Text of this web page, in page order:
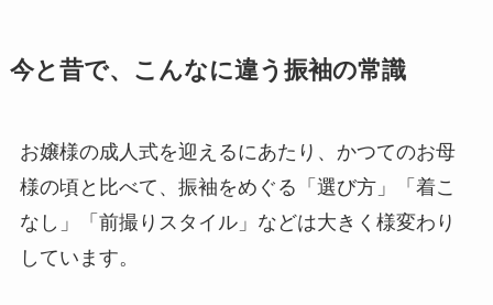
今と昔で、こんなに違う振袖の常識
お嬢様の成人式を迎えるにあたり、かつてのお母
様の頃と比べて、振袖をめぐる「選び方」「着こ
なし」「前撮りスタイル」などは大きく様変わり
しています。